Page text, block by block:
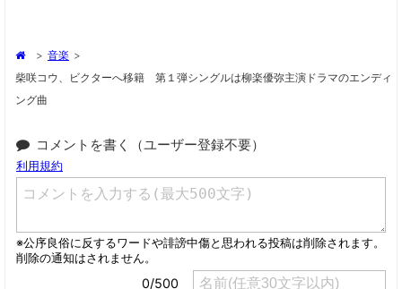
> 音楽 >
柴咲コウ、ビクターへ移籍 第１弾シングルは柳楽優弥主演ドラマのエンディ
ング曲
コメントを書く（ユーザー登録不要）